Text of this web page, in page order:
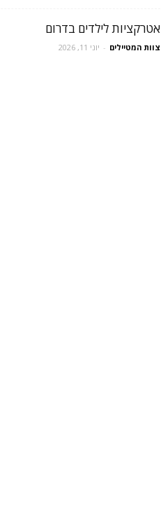
אטרקציות לילדים בדרום
צוות המטיילים - יוני 11, 2026